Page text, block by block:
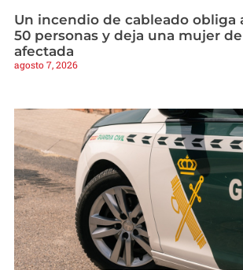
Un incendio de cableado obliga
50 personas y deja una mujer de
afectada
agosto 7, 2026